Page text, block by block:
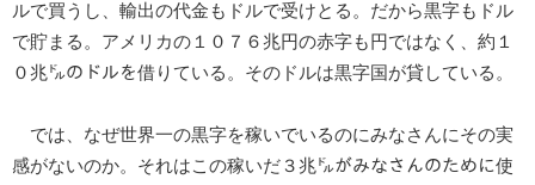
ルで買うし、輸出の代金もドルで受けとる。だから黒字もドル
で貯まる。アメリカの１０７６兆円の赤字も円ではなく、約１
０兆㌦のドルを借りている。そのドルは黒字国が貸している。
では、なぜ世界一の黒字を稼いでいるのにみなさんにその実
感がないのか。それはこの稼いだ３兆㌦がみなさんのために使